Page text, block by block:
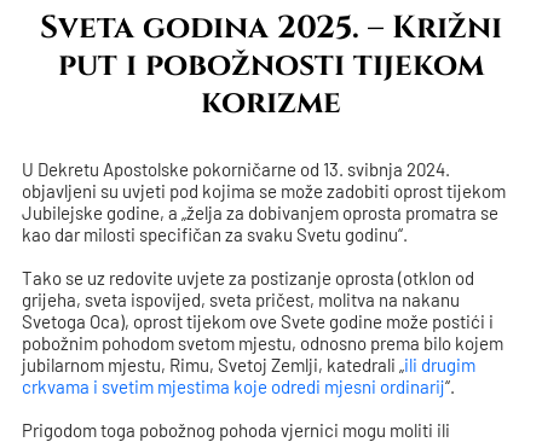
Sveta godina 2025. – Križni
put i pobožnosti tijekom
korizme
U Dekretu Apostolske pokorničarne od 13. svibnja 2024.
objavljeni su uvjeti pod kojima se može zadobiti oprost tijekom
Jubilejske godine, a „želja za dobivanjem oprosta promatra se
kao dar milosti specifičan za svaku Svetu godinu“.
Tako se uz redovite uvjete za postizanje oprosta (otklon od
grijeha, sveta ispovijed, sveta pričest, molitva na nakanu
Svetoga Oca), oprost tijekom ove Svete godine može postići i
pobožnim pohodom svetom mjestu, odnosno prema bilo kojem
jubilarnom mjestu, Rimu, Svetoj Zemlji, katedrali „ili drugim
crkvama i svetim mjestima koje odredi mjesni ordinarij“.
Prigodom toga pobožnog pohoda vjernici mogu moliti ili